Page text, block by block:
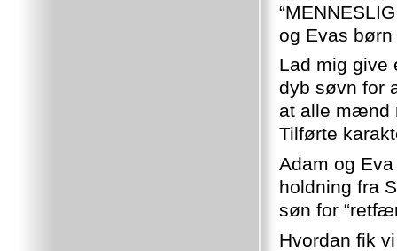
og Evas
Lad mig give
dyb søvn for
at alle mænd
Tilførte
Adam og
holdning fra
søn for
Hvordan fik